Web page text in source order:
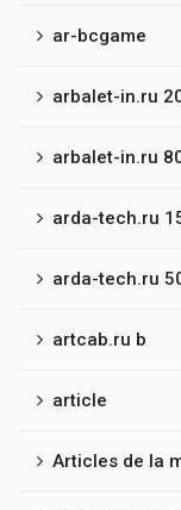
ar-bcgame
arbalet-in.ru
arbalet-in.ru
arda-tech.ru
arda-tech.ru
artcab.ru b
article
Articles de la